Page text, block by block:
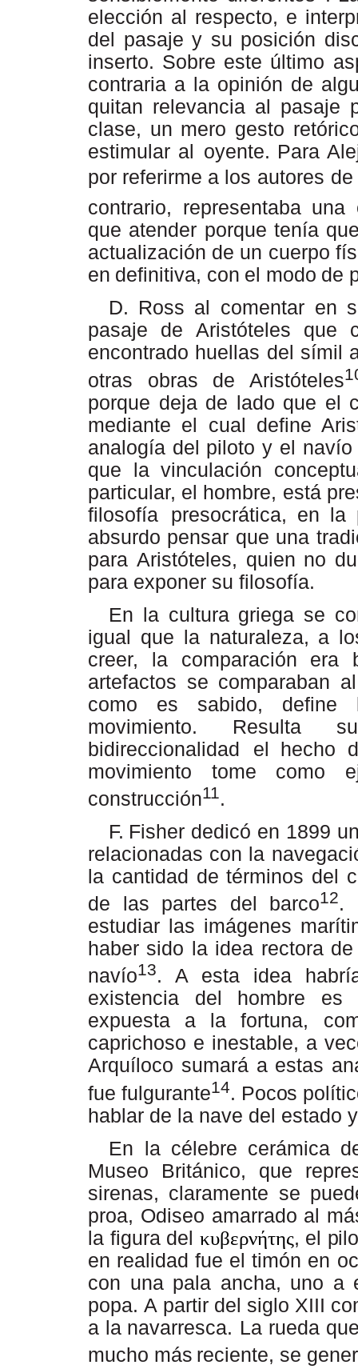
elección al respecto, e
del pasaje y su posición
inserto. Sobre este último
contraria a la opinión de
quitan relevancia al pasaje
clase, un mero gesto
estimular al
oyente. Para
por referirme a los autores
contrario, representaba
que atender porque tenía
actualización de un cuerpo
en definitiva, con el modo de
D. Ross al comentar en
pasaje
de
Aristóteles que
encontrado huellas del símil
otras obras de Aristóteles
porque deja de lado que el
mediante el cual define
analogía del piloto y el
que la vinculación
particular, el hombre, está
filosofía
presocrática, en la
absurdo pensar que una
para Aristóteles, quien no
para exponer su filosofía.
En la cultura griega se
igual que la naturaleza, a
creer,
la comparación
era
artefactos se comparaban
como es sabido, define
movimiento.
Resulta
bidireccionalidad
el
hecho
movimiento tome como
construcción11.
F. Fisher dedicó en 1899
relacionadas con la
la cantidad de términos del
de las partes del barco12.
estudiar las imágenes
haber sido la idea rectora de
navío13. A esta idea
existencia del hombre es
expuesta a la fortuna,
caprichoso e inestable, a
Arquíloco sumará a estas
fue fulgurante14. Pocos
hablar de la nave del estado
En la célebre cerámica
Museo Británico, que
sirenas, claramente se
proa, Odiseo amarrado al
la figura del κυβερνήτης, el
en realidad fue el timón en
con una pala ancha, uno a
popa. A partir del siglo XIII
a la navarresca. La rueda
mucho más reciente, se